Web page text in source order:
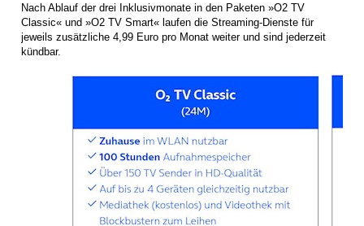
Nach Ablauf der drei Inklusivmonate in den Paketen »O2 TV
Classic« und »O2 TV Smart« laufen die Streaming-Dienste für
jeweils zusätzliche 4,99 Euro pro Monat weiter und sind jederzeit
kündbar.